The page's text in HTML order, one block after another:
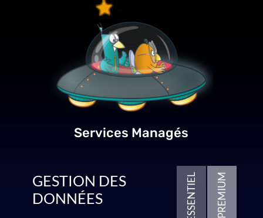
Services Managés
GESTION DES
DONNÉES
ESSENTIEL PREMIUM